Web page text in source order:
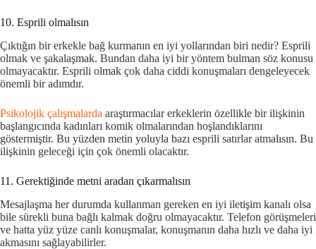
10. Esprili olmalısın
Çıktığın bir erkekle bağ kurmanın en iyi yollarından biri nedir? Esprili
olmak ve şakalaşmak. Bundan daha iyi bir yöntem bulman söz konusu
olmayacaktır. Esprili olmak çok daha ciddi konuşmaları dengeleyecek
önemli bir adımdır.
Psikolojik çalışmalarda araştırmacılar erkeklerin özellikle bir ilişkinin
başlangıcında kadınları komik olmalarından hoşlandıklarını
göstermiştir. Bu yüzden metin yoluyla bazı esprili satırlar atmalısın. Bu
ilişkinin geleceği için çok önemli olacaktır.
11. Gerektiğinde metni aradan çıkarmalısın
Mesajlaşma her durumda kullanman gereken en iyi iletişim kanalı olsa
bile sürekli buna bağlı kalmak doğru olmayacaktır. Telefon görüşmeleri
ve hatta yüz yüze canlı konuşmalar, konuşmanın daha hızlı ve daha iyi
akmasını sağlayabilirler.